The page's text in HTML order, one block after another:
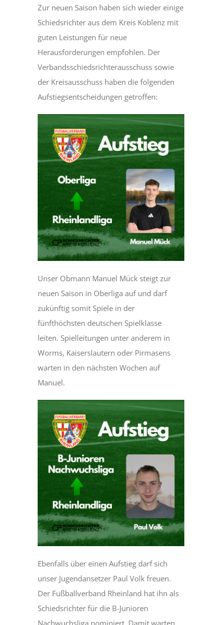
Zur neuen Saison haben sich wieder einige
Schiedsrichter aus dem Kreis Koblenz mit
guten Leistungen für neue
Herausforderungen empfohlen. Der
Verbandsschiedsrichterausschuss sowie
der Kreisausschuss haben die folgenden
Aufstiegsentscheidungen getroffen:
Unser Obmann Manuel Mück steigt zur
neuen Saison in Oberliga auf und darf
zukünftig somit Spiele in der
fünfthöchsten deutschen Spielklasse
leiten. Spielleitungen unter anderem in
Worms, Kaiserslautern oder Pirmasens
warten in den nächsten Wochen auf
Manuel.
Ebenfalls über einen Aufstieg darf sich
unser Jugendansetzer Paul Volk freuen.
Der Fußballverband Rheinland hat ihn als
Schiedsrichter für die B-Junioren